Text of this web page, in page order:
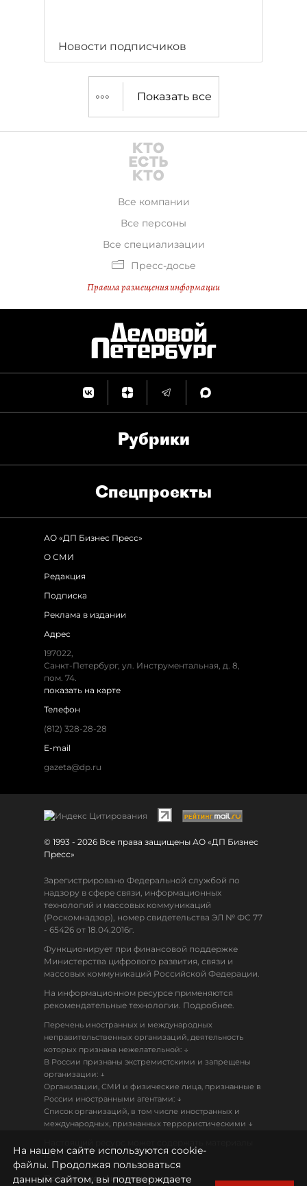
Новости подписчиков
Показать все
Все компании
Все персоны
Все специализации
Пресс-досье
Правила размещения информации
Рубрики
Спец­проекты
АО «ДП Бизнес Пресс»
О СМИ
Редакция
Подписка
Реклама в издании
Адрес
197022,
Санкт-Петербург, ул. Инструментальная, д. 8,
пом. 74.
показать на карте
Телефон
(812) 328-28-28
E-mail
gazeta@dp.ru
© 1993 - 2026 Все права защищены АО «ДП Бизнес
Пресс»
Зарегистрировано Федеральной службой по
надзору в сфере связи, информационных
технологий и массовых коммуникаций
(Роскомнадзор), номер свидетельства ЭЛ № ФС 77
- 65426 от 18.04.2016г.
Функционирует при финансовой поддержке
Министерства цифрового развития, связи и
массовых коммуникаций Российской Федерации.
На информационном ресурсе применяются
рекомендательные технологии. Подробнее.
Перечень иностранных и международных
неправительственных организаций, деятельность
которых признана нежелательной: ↓
В России признаны экстремистскими и запрещены
организации: ↓
Организации, СМИ и физические лица, признанные в
России иностранными агентами: ↓
Список организаций, в том числе иностранных и
международных, признанных террористическими ↓
18+
Политика конфиденциальности
На нашем сайте используются cookie-
файлы. Продолжая пользоваться
данным сайтом, вы подтверждаете